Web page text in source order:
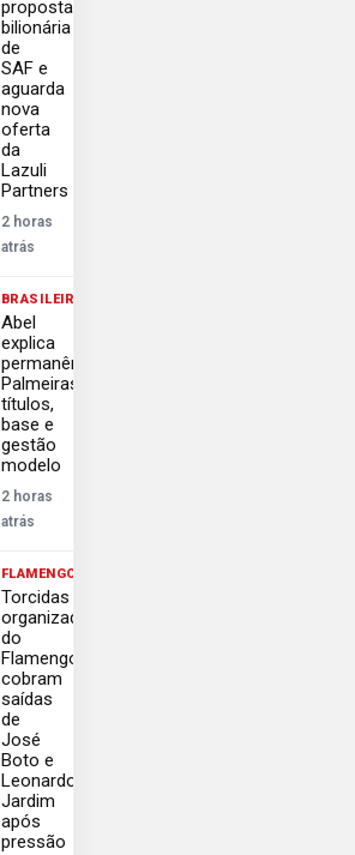
proposta
bilionária
de
SAF e
aguarda
nova
oferta
da
Lazuli
Partners
2 horas
atrás
BRASILEIRÃO
Abel
explica
permanência
Palmeiras:
títulos,
base e
gestão
modelo
2 horas
atrás
FLAMENGO
Torcidas
organizadas
do
Flamengo
cobram
saídas
de
José
Boto e
Leonardo
Jardim
após
pressão